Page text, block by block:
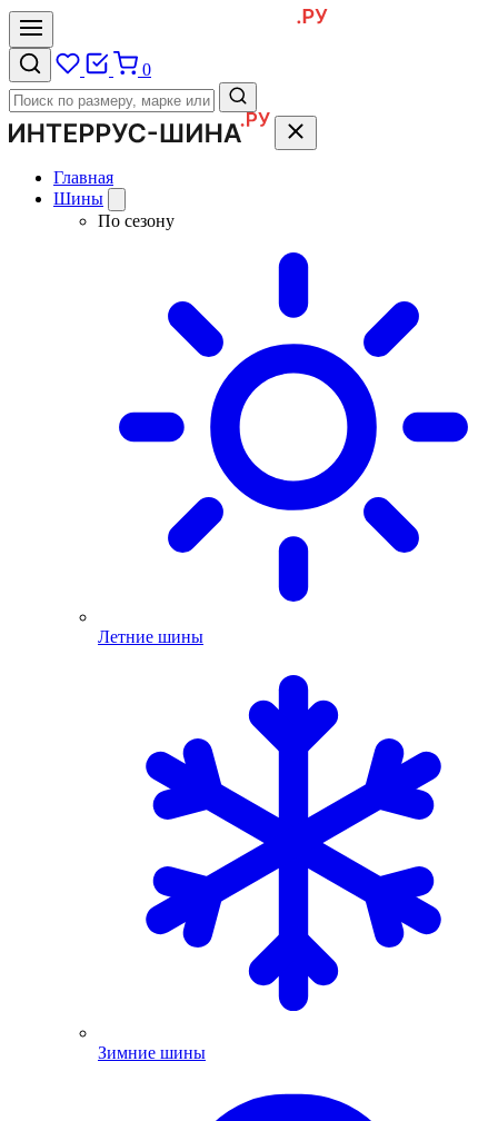
0
Главная
Шины
По сезону
Летние шины
Зимние шины